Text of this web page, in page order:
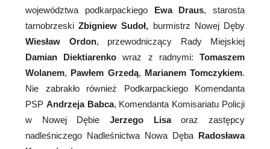
województwa podkarpackiego Ewa Draus, starosta
tarnobrzeskiZbigniew Sudoł, burmistrz Nowej Dęby
Wiesław Ordon, przewodniczący Rady Miejskiej
Damian Diektiarenko wraz z radnymi:Tomaszem
Wolanem, Pawłem Grzedą, Marianem Tomczykiem.
Nie zabrakło również Podkarpackiego Komendanta
PSP Andrzeja Babca, Komendanta Komisariatu Policji
w Nowej Dębie Jerzego Lisaoraz zastępcy
nadleśniczego Nadleśnictwa Nowa Dęba Radosława